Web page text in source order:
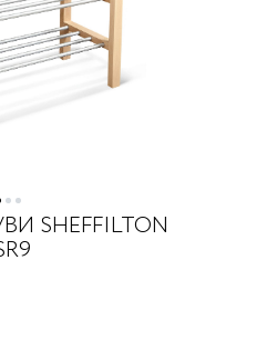
SHEFFILTON